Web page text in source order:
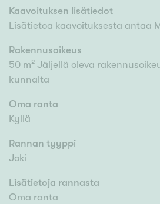
Kaavoituksen lisätiedot
Lisätietoa kaavoituksesta antaa
Rakennusoikeus
50 m² Jäljellä oleva
kunnalta
Oma ranta
Kyllä
Rannan tyyppi
Joki
Lisätietoja rannasta
Oma ranta